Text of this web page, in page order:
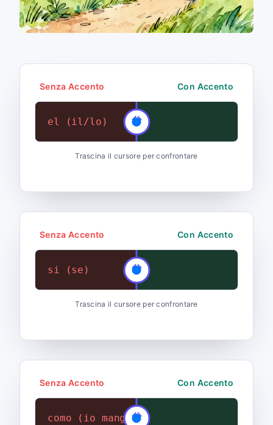
Senza Accento Con Accento
el (il/lo)
él (lui)
Trascina il cursore per confrontare
Senza Accento Con Accento
si (se)
sí (sì)
Trascina il cursore per confrontare
Senza Accento Con Accento
como (io mangio / come /
cómo (come?)